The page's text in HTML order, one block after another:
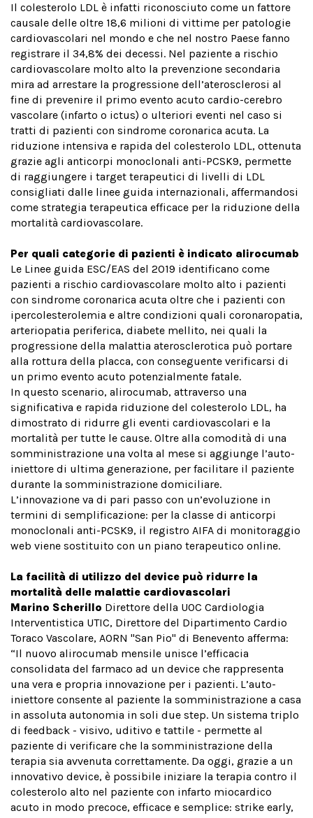
Il colesterolo LDL è infatti riconosciuto come un fattore
causale delle oltre 18,6 milioni di vittime per patologie
cardiovascolari nel mondo e che nel nostro Paese fanno
registrare il 34,8% dei decessi. Nel paziente a rischio
cardiovascolare molto alto la prevenzione secondaria
mira ad arrestare la progressione dell’aterosclerosi al
fine di prevenire il primo evento acuto cardio-cerebro
vascolare (infarto o ictus) o ulteriori eventi nel caso si
tratti di pazienti con sindrome coronarica acuta. La
riduzione intensiva e rapida del colesterolo LDL, ottenuta
grazie agli anticorpi monoclonali anti-PCSK9, permette
di raggiungere i target terapeutici di livelli di LDL
consigliati dalle linee guida internazionali, affermandosi
come strategia terapeutica efficace per la riduzione della
mortalità cardiovascolare.
Per quali categorie di pazienti è indicato alirocumab
Le Linee guida ESC/EAS del 2019 identificano come
pazienti a rischio cardiovascolare molto alto i pazienti
con sindrome coronarica acuta oltre che i pazienti con
ipercolesterolemia e altre condizioni quali coronaropatia,
arteriopatia periferica, diabete mellito, nei quali la
progressione della malattia aterosclerotica può portare
alla rottura della placca, con conseguente verificarsi di
un primo evento acuto potenzialmente fatale.
In questo scenario, alirocumab, attraverso una
significativa e rapida riduzione del colesterolo LDL, ha
dimostrato di ridurre gli eventi cardiovascolari e la
mortalità per tutte le cause. Oltre alla comodità di una
somministrazione una volta al mese si aggiunge l’auto-
iniettore di ultima generazione, per facilitare il paziente
durante la somministrazione domiciliare.
L’innovazione va di pari passo con un’evoluzione in
termini di semplificazione: per la classe di anticorpi
monoclonali anti-PCSK9, il registro AIFA di monitoraggio
web viene sostituito con un piano terapeutico online.
La facilità di utilizzo del device può ridurre la
mortalità delle malattie cardiovascolari
Marino Scherillo Direttore della UOC Cardiologia
Interventistica UTIC, Direttore del Dipartimento Cardio
Toraco Vascolare, AORN "San Pio" di Benevento afferma:
“Il nuovo alirocumab mensile unisce l’efficacia
consolidata del farmaco ad un device che rappresenta
una vera e propria innovazione per i pazienti. L’auto-
iniettore consente al paziente la somministrazione a casa
in assoluta autonomia in soli due step. Un sistema triplo
di feedback - visivo, uditivo e tattile - permette al
paziente di verificare che la somministrazione della
terapia sia avvenuta correttamente. Da oggi, grazie a un
innovativo device, è possibile iniziare la terapia contro il
colesterolo alto nel paziente con infarto miocardico
acuto in modo precoce, efficace e semplice: strike early,